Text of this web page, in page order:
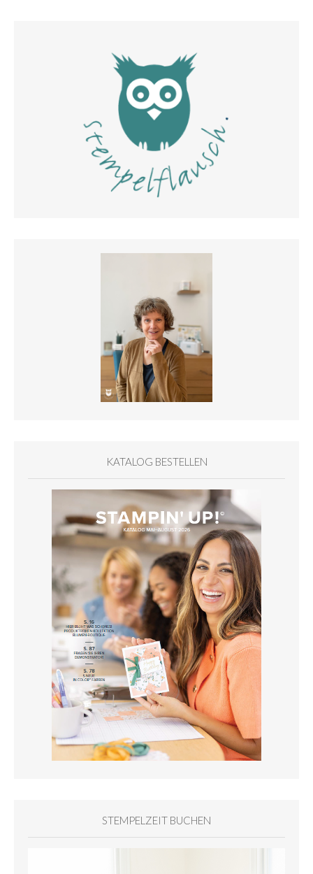
KATALOG BESTELLEN
STEMPELZEIT BUCHEN